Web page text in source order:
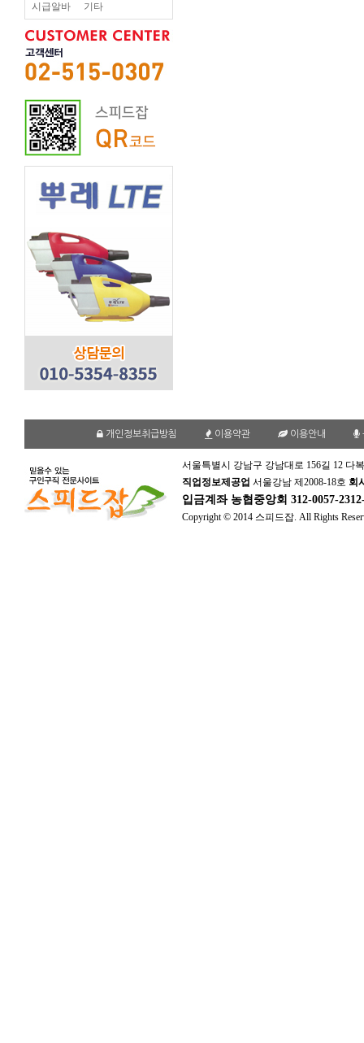
시급알바 기타
개인정보취급방침 이용약관 이용안내
서울특별시 강남구 강남대로 156길 12 다
직업정보제공업 서울강남 제2008-18호 회
입금계좌 농협중앙회 312-0057-
Copyright © 2014 스피드잡. All Rights